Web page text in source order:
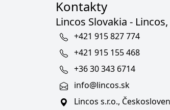
Kontakty
Lincos Slovakia -
+421 915 827 774
+421 915 155 468
+36 30 343 6714
info@lincos.sk
Lincos s.r.o.,